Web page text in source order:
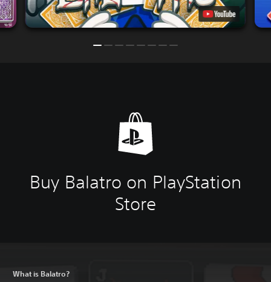
Buy Balatro on PlayStation
Store
What is Balatro?